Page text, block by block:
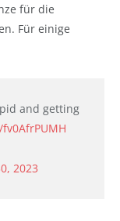
für die
Für einige
and getting
2023